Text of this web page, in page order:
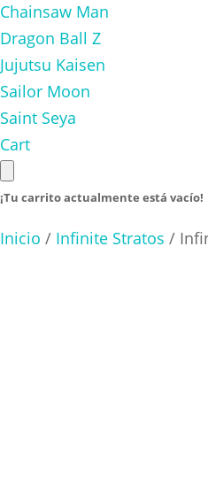
Chainsaw Man
Dragon Ball Z
Jujutsu Kaisen
Sailor Moon
Saint Seya
Cart
¡Tu carrito actualmente está vacío!
Inicio / Infinite Stratos /